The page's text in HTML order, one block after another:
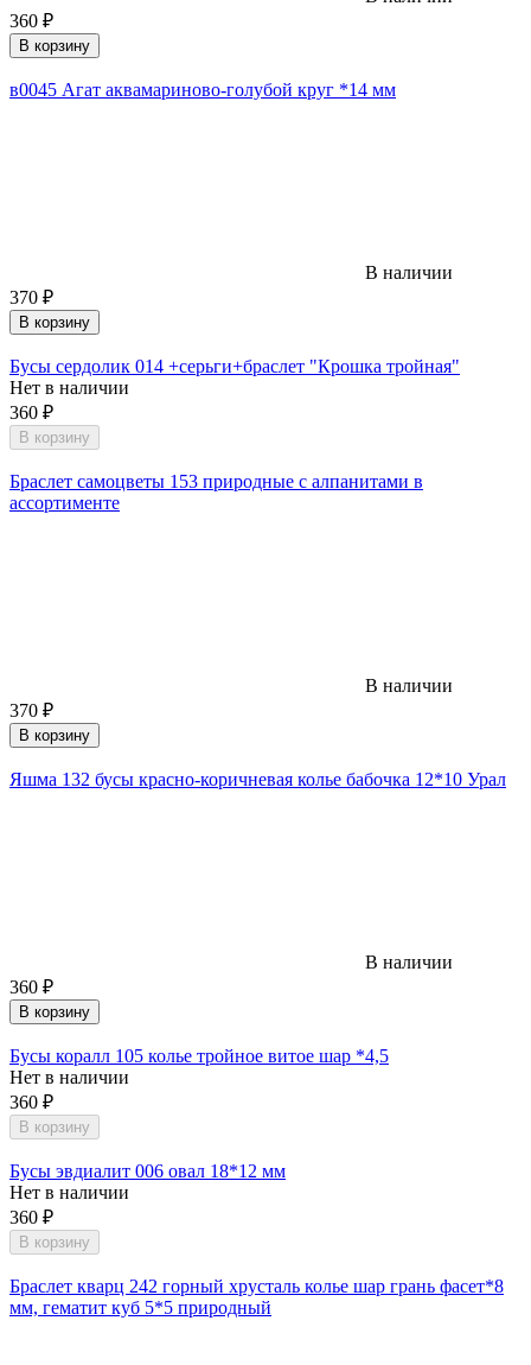
360 ₽
В корзину
в0045 Агат аквамариново-голубой круг *14 мм
В наличии
370 ₽
В корзину
Бусы сердолик 014 +серьги+браслет "Крошка тройная"
Нет в наличии
360 ₽
В корзину
Браслет самоцветы 153 природные с алпанитами в
ассортименте
В наличии
370 ₽
В корзину
Яшма 132 бусы красно-коричневая колье бабочка 12*10 Урал
В наличии
360 ₽
В корзину
Бусы коралл 105 колье тройное витое шар *4,5
Нет в наличии
360 ₽
В корзину
Бусы эвдиалит 006 овал 18*12 мм
Нет в наличии
360 ₽
В корзину
Браслет кварц 242 горный хрусталь колье шар грань фасет*8
мм, гематит куб 5*5 природный